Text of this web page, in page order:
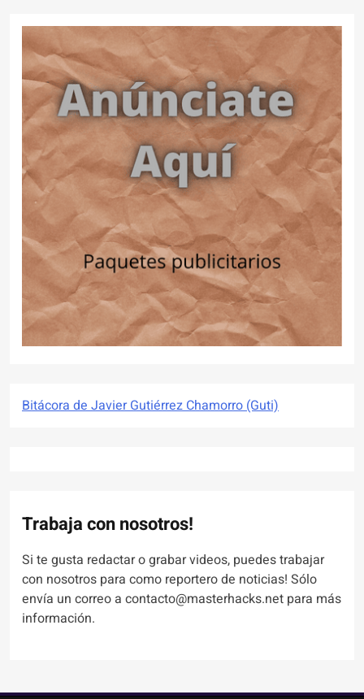
Bitácora de Javier Gutiérrez Chamorro (Guti)
Trabaja con nosotros!
Si te gusta redactar o grabar videos, puedes trabajar
con nosotros para como reportero de noticias! Sólo
envía un correo a contacto@masterhacks.net para más
información.